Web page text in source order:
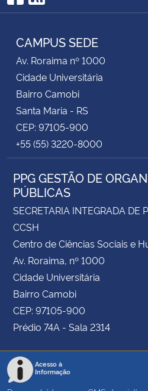
Facebook
RSS
CAMPUS SEDE
Av. Roraima nº 1000
Cidade Universitária
Bairro Camobi
Santa Maria - RS
CEP: 97105-900
+55 (55) 3220-8000
PPG GESTÃO DE
PÚBLICAS
SECRETARIA INTEGRADA DE
CCSH
Centro de Ciências Sociais e
Av. Roraima, nº 1000
Cidade Universitária
Bairro Camobi
CEP: 97105-900
Prédio 74A - Sala 2314
Acesso à
Informação